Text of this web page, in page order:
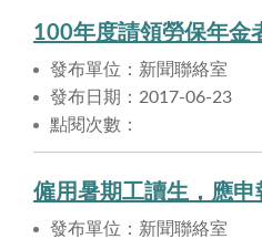
發布單位：新聞聯絡室
發布日期：2017-06-23
點閱次數：
發布單位：新聞聯絡室